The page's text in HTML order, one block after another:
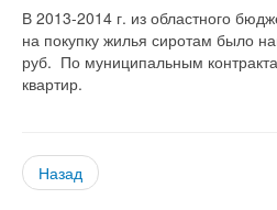
В 2013-2014 г. из областного
на покупку жилья сиротам было
руб. По муниципальным
квартир.
Назад